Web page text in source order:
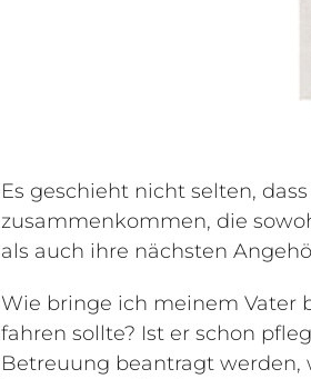
Es geschieht nicht selten,
zusammenkommen, die
als auch ihre nächsten
Wie bringe ich meinem Vater
fahren sollte? Ist er schon
Betreuung beantragt werden,